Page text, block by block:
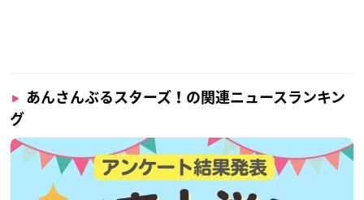
あんさんぶるスターズ！の関連ニュースランキン
グ